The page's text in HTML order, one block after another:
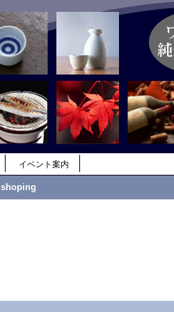
イベント案内
shoping